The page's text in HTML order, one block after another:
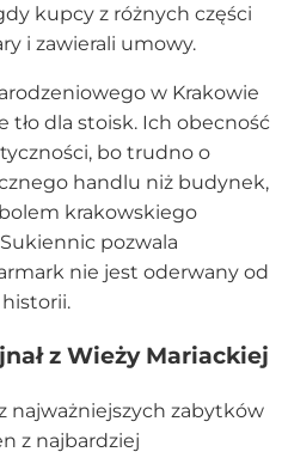
kupcy z różnych części
i zawierali umowy.
w Krakowie
tło dla stoisk. Ich obecność
bo trudno o
handlu niż budynek,
krakowskiego
pozwala
nie jest oderwany od
z Wieży Mariackiej
najważniejszych zabytków
z najbardziej